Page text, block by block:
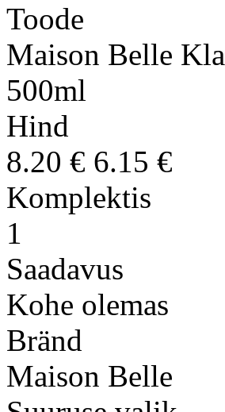
Toode
Maison Belle
500ml
Hind
8.20 € 6.15 €
Komplektis
1
Saadavus
Kohe olemas
Bränd
Maison Belle